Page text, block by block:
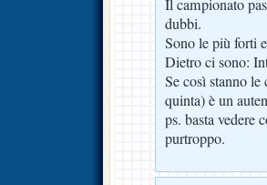
Il campionato
dubbi.
Sono le più forti
Dietro ci sono:
Se così stanno
quinta) è un
ps. basta vedere
purtroppo.